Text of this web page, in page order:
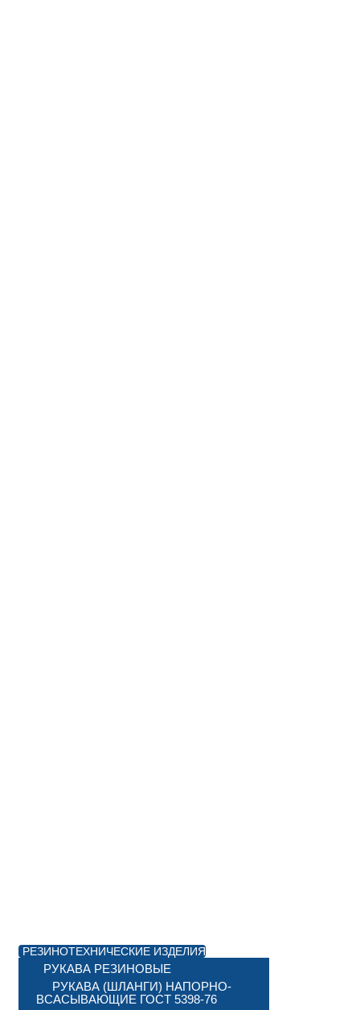
РЕЗИНОТЕХНИЧЕСКИЕ ИЗДЕЛИЯ
РУКАВА РЕЗИНОВЫЕ
РУКАВА (ШЛАНГИ) НАПОРНО-
ВСАСЫВАЮЩИЕ ГОСТ 5398-76